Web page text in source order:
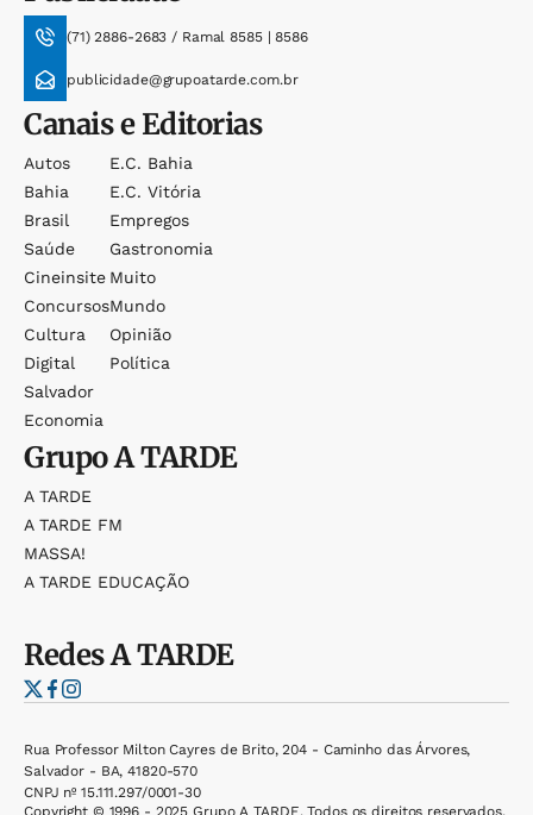
(71) 2886-2683 / Ramal 8585 | 8586
publicidade@grupoatarde.com.br
Canais e Editorias
Autos
Bahia
Brasil
Saúde
Cineinsite
Concursos
Cultura
Digital
Salvador
Economia
E.c. Bahia
E.c. Vitória
Empregos
Gastronomia
Muito
Mundo
Opinião
Política
GrupoA TARDE
A TARDE
A TARDE FM
MASSA!
A TARDE EDUCAÇÃO
RedesA TARDE
Rua Professor Milton Cayres de Brito, 204 - Caminho das Árvores,
Salvador - BA, 41820-570
CNPJ nº 15.111.297/0001-30
Copyright © 1996 - 2025 Grupo A TARDE. Todos os direitos reservados.